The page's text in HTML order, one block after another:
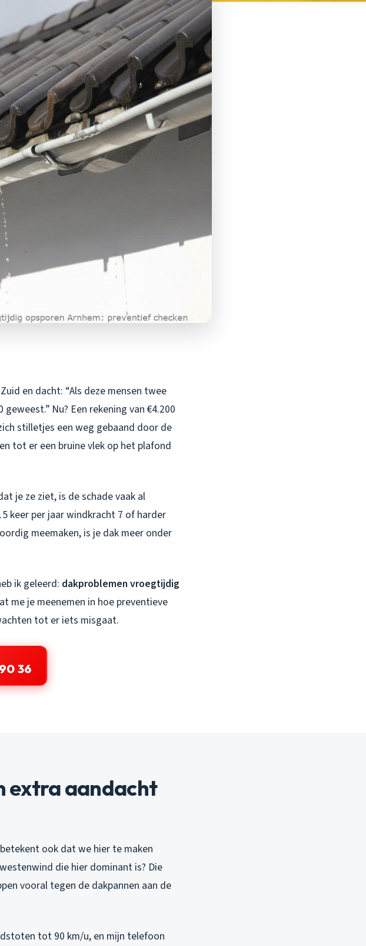
en dacht: “Als deze mensen twee
Nu? Een rekening van €4.200
stilletjes een weg gebaand door de
tot er een bruine vlek op het plafond
je ze ziet, is de schade vaak al
keer per jaar windkracht 7 of harder
meemaken, is je dak meer onder
ik geleerd: dakproblemen vroegtijdig
me je meenemen in hoe preventieve
tot er iets misgaat.
36
extra aandacht
ook dat we hier te maken
die hier dominant is? Die
vooral tegen de dakpannen aan de
tot 90 km/u, en mijn telefoon